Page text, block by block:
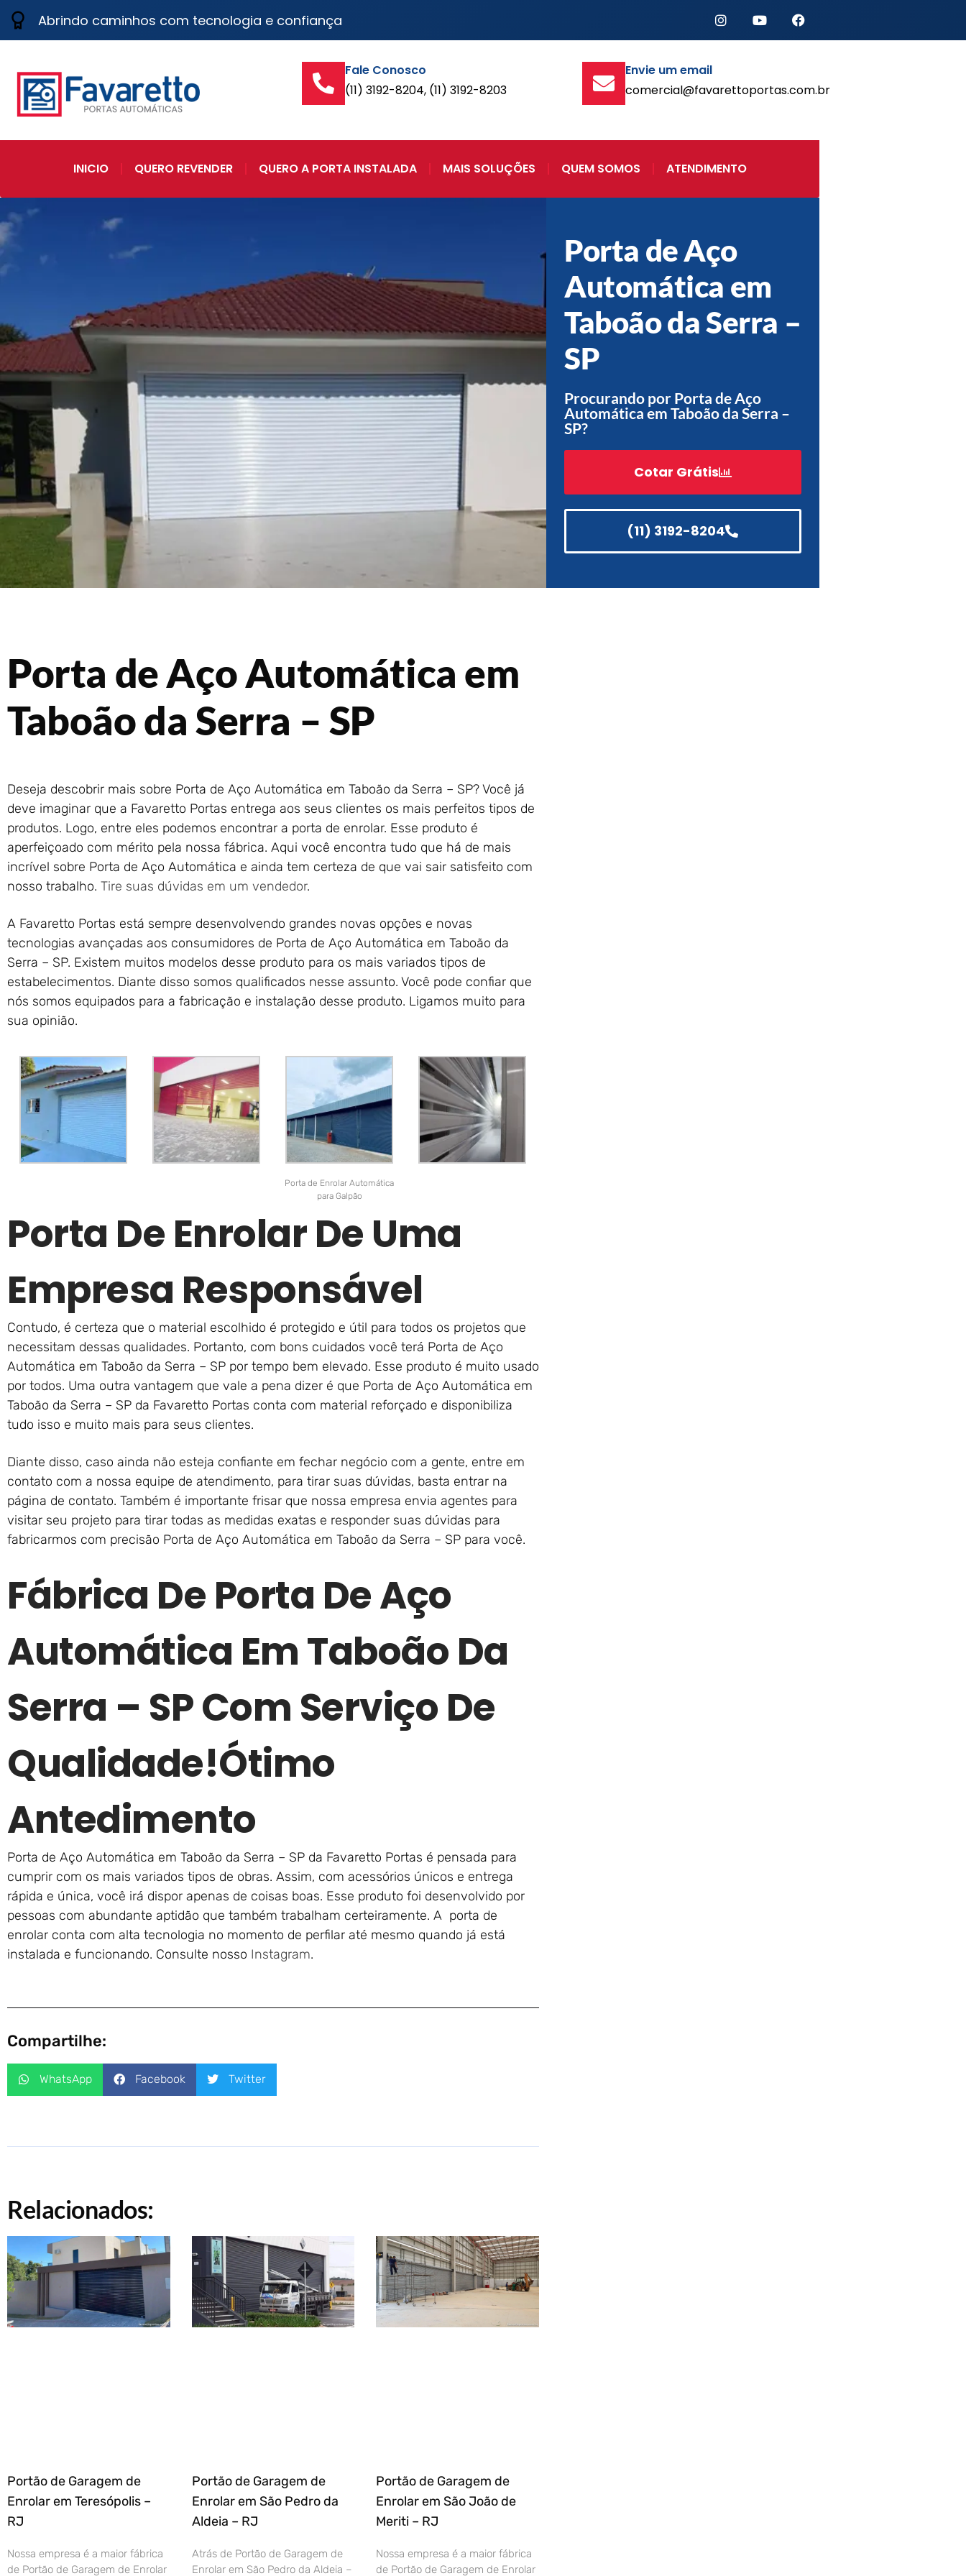
Abrindo caminhos com tecnologia e confiança
Fale Conosco
(11) 3192-8204, (11) 3192-8203
Envie um email
comercial@favarettoportas.com.br
INICIO QUERO REVENDER QUERO A PORTA INSTALADA MAIS SOLUÇÕES QUEM SOMOS ATENDIMENTO
Porta de Aço
Automática em
Taboão da Serra –
SP
Procurando por Porta de Aço
Automática em Taboão da Serra –
SP?
Cotar Grátis
(11) 3192-8204
Porta de Aço Automática em
Taboão da Serra – SP
Deseja descobrir mais sobre Porta de Aço Automática em Taboão da Serra – SP? Você já
deve imaginar que a Favaretto Portas entrega aos seus clientes os mais perfeitos tipos de
produtos. Logo, entre eles podemos encontrar a porta de enrolar. Esse produto é
aperfeiçoado com mérito pela nossa fábrica. Aqui você encontra tudo que há de mais
incrível sobre Porta de Aço Automática e ainda tem certeza de que vai sair satisfeito com
nosso trabalho. Tire suas dúvidas em um vendedor.
A Favaretto Portas está sempre desenvolvendo grandes novas opções e novas
tecnologias avançadas aos consumidores de Porta de Aço Automática em Taboão da
Serra – SP. Existem muitos modelos desse produto para os mais variados tipos de
estabelecimentos. Diante disso somos qualificados nesse assunto. Você pode confiar que
nós somos equipados para a fabricação e instalação desse produto. Ligamos muito para
sua opinião.
Porta de Enrolar Automática
para Galpão
Porta De Enrolar De Uma
Empresa Responsável
Contudo, é certeza que o material escolhido é protegido e útil para todos os projetos que
necessitam dessas qualidades. Portanto, com bons cuidados você terá Porta de Aço
Automática em Taboão da Serra – SP por tempo bem elevado. Esse produto é muito usado
por todos. Uma outra vantagem que vale a pena dizer é que Porta de Aço Automática em
Taboão da Serra – SP da Favaretto Portas conta com material reforçado e disponibiliza
tudo isso e muito mais para seus clientes.
Diante disso, caso ainda não esteja confiante em fechar negócio com a gente, entre em
contato com a nossa equipe de atendimento, para tirar suas dúvidas, basta entrar na
página de contato. Também é importante frisar que nossa empresa envia agentes para
visitar seu projeto para tirar todas as medidas exatas e responder suas dúvidas para
fabricarmos com precisão Porta de Aço Automática em Taboão da Serra – SP para você.
Fábrica De Porta De Aço
Automática Em Taboão Da
Serra – SP Com Serviço De
Qualidade!ótimo
Antedimento
Porta de Aço Automática em Taboão da Serra – SP da Favaretto Portas é pensada para
cumprir com os mais variados tipos de obras. Assim, com acessórios únicos e entrega
rápida e única, você irá dispor apenas de coisas boas. Esse produto foi desenvolvido por
pessoas com abundante aptidão que também trabalham certeiramente. A porta de
enrolar conta com alta tecnologia no momento de perfilar até mesmo quando já está
instalada e funcionando. Consulte nosso Instagram.
Compartilhe:
WhatsApp Facebook Twitter
Relacionados:
Portão de Garagem de
Enrolar em Teresópolis –
RJ
Nossa empresa é a maior fábrica
de Portão de Garagem de Enrolar
Portão de Garagem de
Enrolar em São Pedro da
Aldeia – RJ
Atrás de Portão de Garagem de
Enrolar em São Pedro da Aldeia –
Portão de Garagem de
Enrolar em São João de
Meriti – RJ
Nossa empresa é a maior fábrica
de Portão de Garagem de Enrolar